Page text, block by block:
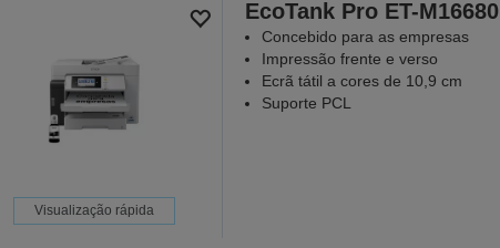
Visualização rápida
EcoTank Pro ET-M16680
Concebido para as empresas
Impressão frente e verso
Ecrã tátil a cores de 10,9 cm
Suporte PCL